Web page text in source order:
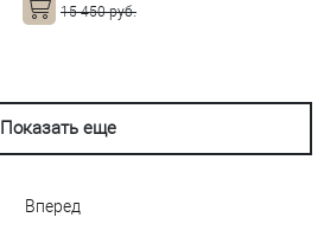
15 450 руб.
Показать еще
Вперед